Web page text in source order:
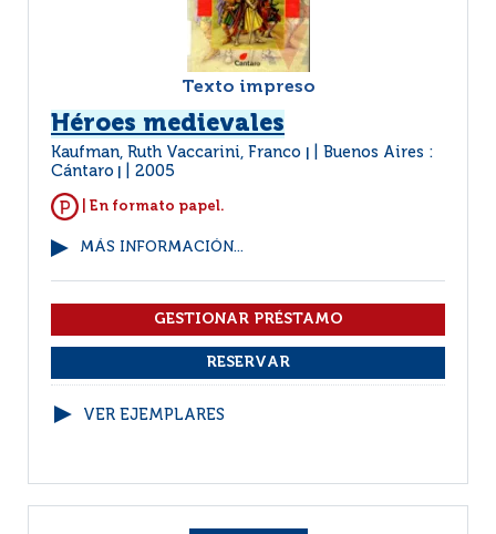
Texto impreso
Héroes medievales
Kaufman, Ruth Vaccarini, Franco
Buenos Aires :
Cántaro
2005
| En formato papel.
MÁS INFORMACIÓN...
VER EJEMPLARES